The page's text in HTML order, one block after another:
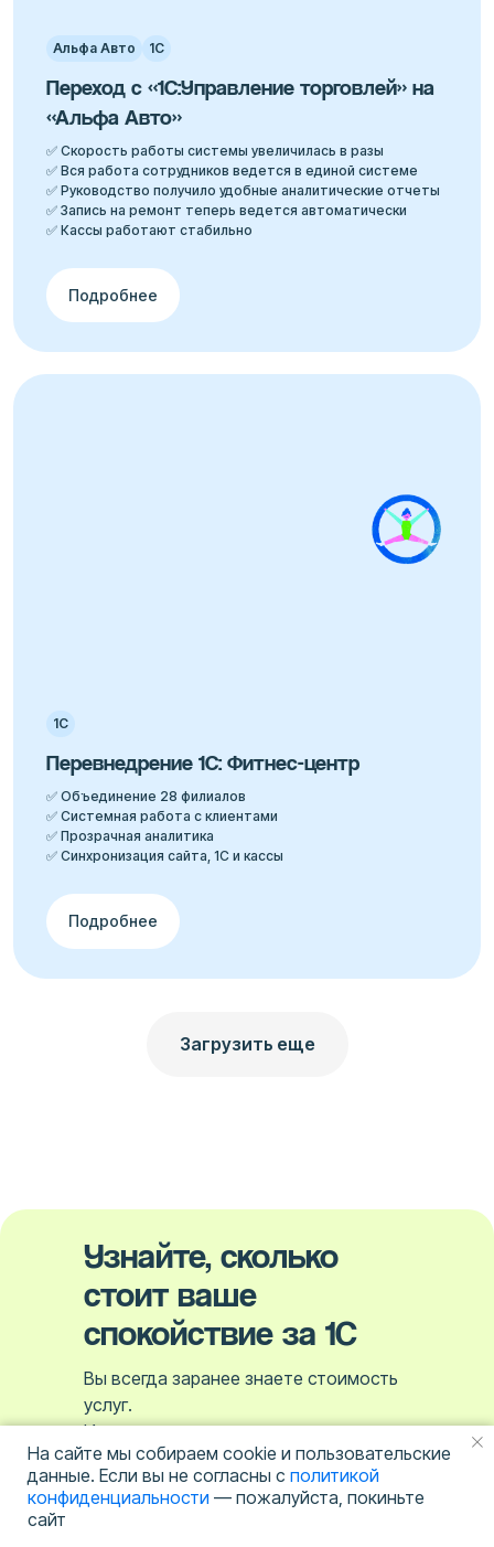
На сайте мы собираем cookie и пользовательские
данные. Если вы не согласны с политикой
конфиденциальности — пожалуйста, покиньте
сайт
Альфа Авто 1С
Переход с «1С:Управление торговлей» на
«Альфа Авто»
✅ Скорость работы системы увеличилась в разы
✅ Вся работа сотрудников ведется в единой системе
✅ Руководство получило удобные аналитические отчеты
✅ Запись на ремонт теперь ведется автоматически
✅ Кассы работают стабильно
Подробнее
1С
Перевнедрение 1С: Фитнес-центр
✅ Объединение 28 филиалов
✅ Системная работа с клиентами
✅ Прозрачная аналитика
✅ Синхронизация сайта, 1С и кассы
Подробнее
Загрузить еще
Узнайте, сколько
стоит ваше
спокойствие за 1С
Количество пользователей 1С
Вы всегда заранее знаете стоимость
услуг.
И не важно сколько часов мы
потратили на решение задачи.